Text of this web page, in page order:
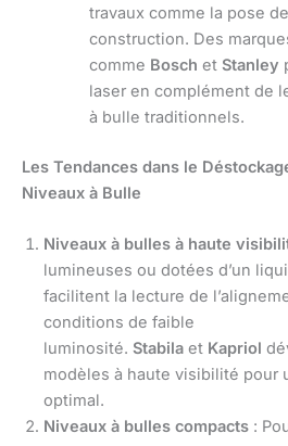
travaux comme la pose
construction. Des
comme Bosch et Stanley
laser en complément de
à bulle traditionnels.
Les Tendances dans le
Niveaux à Bulle
Niveaux à bulles à haute
lumineuses ou dotées d’un
facilitent la lecture de
conditions de faible
luminosité. Stabila et Kapriol
modèles à haute visibilité pour
optimal.
Niveaux à bulles compacts :